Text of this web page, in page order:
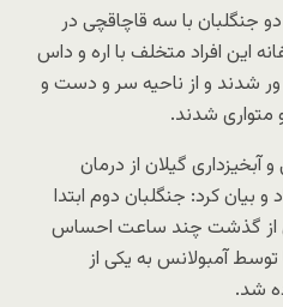
جنگلبان با سه قاچاقچی در
این افراد متخلف با اره و داس
ور شدند و از ناحیه سر و دست و
متواری شدند.
گیلان از درمان
و بیان کرد: جنگلبان دوم ابتدا
از گذشت چند ساعت احساس
توسط آمبولانس به یکی از
شد.